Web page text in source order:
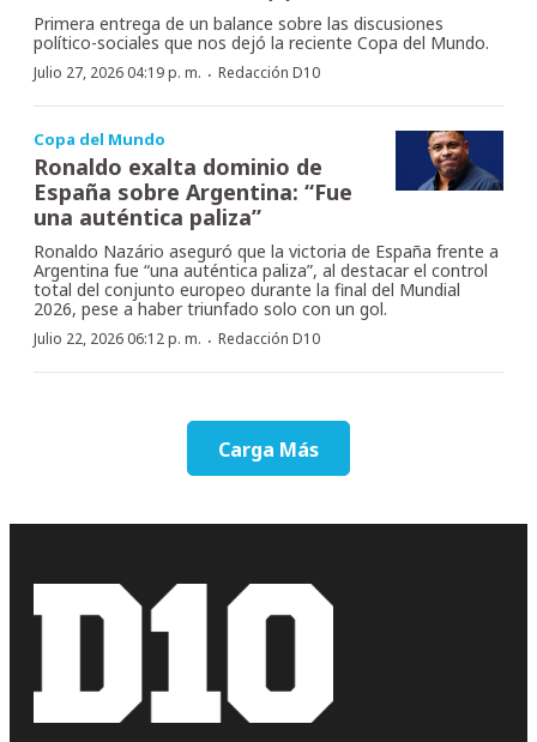
Primera entrega de un balance sobre las discusiones
político-sociales que nos dejó la reciente Copa del Mundo.
Julio 27, 2026 04:19 p. m. · Redacción D10
Copa del Mundo
Ronaldo exalta dominio de
España sobre Argentina: “Fue
una auténtica paliza”
Ronaldo Nazário aseguró que la victoria de España frente a
Argentina fue “una auténtica paliza”, al destacar el control
total del conjunto europeo durante la final del Mundial
2026, pese a haber triunfado solo con un gol.
Julio 22, 2026 06:12 p. m. · Redacción D10
Carga Más